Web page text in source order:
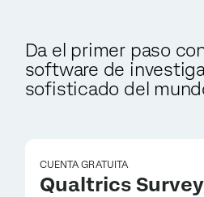
Da el primer paso
software de
sofisticado del
CUENTA GRATUITA
Qualtrics